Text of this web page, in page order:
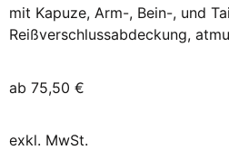
mit Kapuze, Arm-, Bein-, und
Reißverschlussabdeckung,
ab 75,50 €
exkl. MwSt.